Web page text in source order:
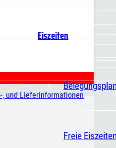
Eiszeiten
Belegungsplan
Freie Eiszeiten
, und Lieferinformationen